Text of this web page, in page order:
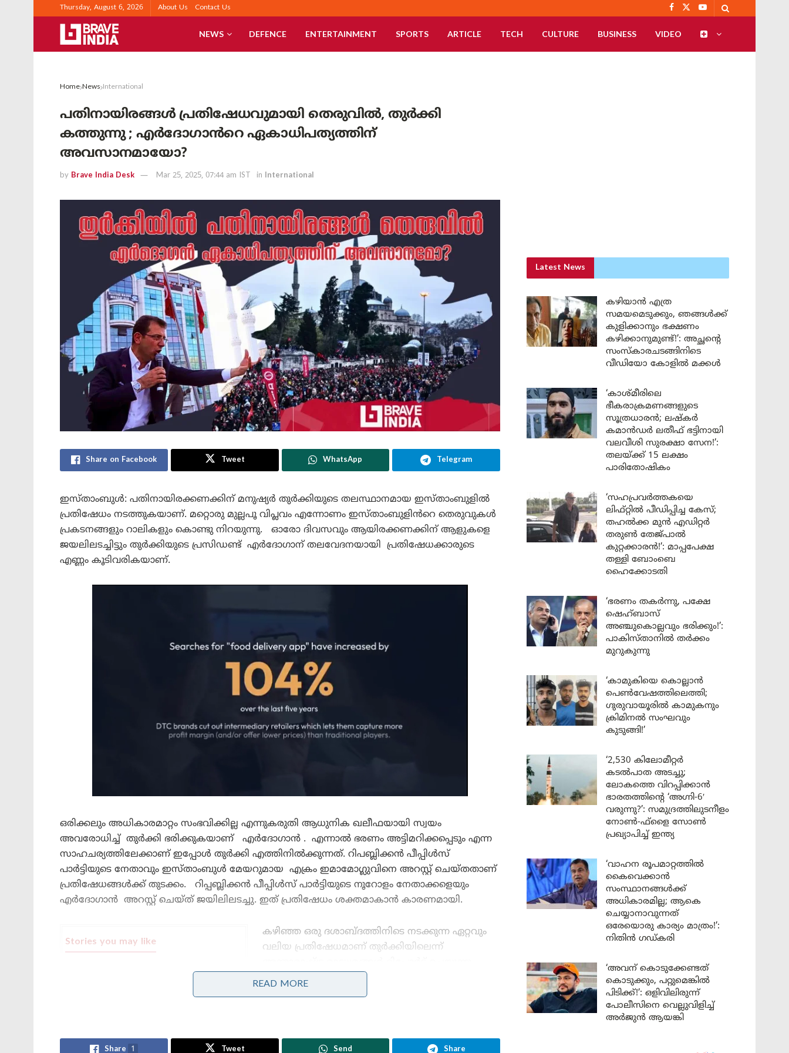
Thursday, August 6, 2026 About Us Contact Us
NEWS DEFENCE ENTERTAINMENT SPORTS ARTICLE TECH CULTURE BUSINESS VIDEO
Home News International
പതിനായിരങ്ങൾ പ്രതിഷേധവുമായി തെരുവിൽ, തുർക്കി
കത്തുന്നു ; എർദോഗാൻറെ ഏകാധിപത്യത്തിന്
അവസാനമായോ?
by Brave India Desk Mar 25, 2025, 07:44 am IST in International
Share on Facebook Tweet WhatsApp Telegram
ഇസ്താംബുൾ: പതിനായിരക്കണക്കിന് മനുഷ്യർ തുർക്കിയുടെ തലസ്ഥാനമായ ഇസ്താംബുളിൽ
പ്രതിഷേധം നടത്തുകയാണ്. മറ്റൊരു മുല്ലപൂ വിപ്ലവം എന്നോണം ഇസ്താംബുളിൻറെ തെരുവുകൾ
പ്രകടനങ്ങളും റാലികളും കൊണ്ടു നിറയുന്നു. ഓരോ ദിവസവും ആയിരക്കണക്കിന് ആളുകളെ
ജയലിലടച്ചിട്ടും തുർക്കിയുടെ പ്രസിഡണ്ട് എർദോഗാന് തലവേദനയായി പ്രതിഷേധക്കാരുടെ
എണ്ണം കൂടിവരികയാണ്.
ഒരിക്കലും അധികാരമാറ്റം സംഭവിക്കില്ല എന്നുകരുതി ആധുനിക ഖലീഫയായി സ്വയം
അവരോധിച്ച് തുർക്കി ഭരിക്കുകയാണ് എർദോഗാൻ . എന്നാൽ ഭരണം അട്ടിമറിക്കപ്പെടും എന്ന
സാഹചര്യത്തിലേക്കാണ് ഇപ്പോൾ തുർക്കി എത്തിനിൽക്കുന്നത്. റിപബ്ലിക്കൻ പീപ്പിൾസ്
പാർട്ടിയുടെ നേതാവും ഇസ്താംബുൾ മേയറുമായ എക്രം ഇമാമോഗ്ലുവിനെ അറസ്റ്റ് ചെയ്തതാണ്
പ്രതിഷേധങ്ങൾക്ക് തുടക്കം. റിപ്പബ്ലിക്കൻ പീപ്പിൾസ് പാർട്ടിയുടെ നൂറോളം നേതാക്കളെയും
എർദോഗാൻ അറസ്റ്റ് ചെയ്ത് ജയിലിലടച്ചു. ഇത് പ്രതിഷേധം ശക്തമാകാൻ കാരണമായി.
Stories you may like
ബംഗ്ലാദേശ് മറ്റൊരു പാകിസ്താനായി
കയറ്റുമതിയിൽ നിയന്ത്രണം
കഴിഞ്ഞ ഒരു ദശാബ്ദത്തിനിടെ നടക്കുന്ന ഏറ്റവും
വലിയ പ്രതിഷേധമാണ് തുർക്കിയിലെന്ന്
തലസ്ഥാനമായ ഇസ്താംബുളിൽ മാത്രമല്ല ,
രാജ്യത്തെ വിവിധപട്ടണങ്ങളിലും
പലസ്ഥലത്തും പ്രതിഷേധക്കാർ കല്ലേറു നടത്തി.
READ MORE
Share 1 Tweet Send Share
Latest News
കഴിയാൻ എത്ര
സമയമെടുക്കും, ഞങ്ങൾക്ക്
കുളിക്കാനും ഭക്ഷണം
കഴിക്കാനുമുണ്ട്!’: അച്ഛന്റെ
സംസ്കാരചടങ്ങിനിടെ
വീഡിയോ കോളിൽ മക്കൾ
‘കാശ്മീരിലെ
ഭീകരാക്രമണങ്ങളുടെ
സൂത്രധാരൻ; ലഷ്കർ
കമാൻഡർ ലതീഫ് ഭട്ടിനായി
വലവീശി സുരക്ഷാ സേന!’:
തലയ്ക്ക് 15 ലക്ഷം
പാരിതോഷികം
‘സഹപ്രവർത്തകയെ
ലിഫ്റ്റിൽ പീഡിപ്പിച്ച കേസ്;
തഹൽക്ക മുൻ എഡിറ്റർ
തരുൺ തേജ്പാൽ
കുറ്റക്കാരൻ!’: മാപ്പപേക്ഷ
തള്ളി ബോംബെ
ഹൈക്കോടതി
‘ഭരണം തകർന്നു, പക്ഷേ
ഷെഹ്ബാസ്
അഞ്ചുകൊല്ലവും ഭരിക്കും!’:
പാകിസ്താനിൽ തർക്കം
മുറുകുന്നു
‘കാമുകിയെ കൊല്ലാൻ
പെൺവേഷത്തിലെത്തി;
ഗുരുവായൂരിൽ കാമുകനും
ക്രിമിനൽ സംഘവും
കുടുങ്ങി!’
‘2,530 കിലോമീറ്റർ
കടൽപാത അടച്ചു;
ലോകത്തെ വിറപ്പിക്കാൻ
ഭാരതത്തിന്റെ ‘അഗ്നി-6′
വരുന്നു?’: സമുദ്രത്തിലുടനീളം
നോൺ-ഫ്ളൈ സോൺ
പ്രഖ്യാപിച്ച് ഇന്ത്യ
‘വാഹന രൂപമാറ്റത്തിൽ
കൈവെക്കാൻ
സംസ്ഥാനങ്ങൾക്ക്
അധികാരമില്ല; ആകെ
ചെയ്യാനാവുന്നത്
ഒരേയൊരു കാര്യം മാത്രം!’:
നിതിൻ ഗഡ്കരി
‘അവന് കൊടുക്കേണ്ടത്
കൊടുക്കും, പറ്റുമെങ്കിൽ
പിടിക്ക്!’: ഒളിവിലിരുന്ന്
പോലീസിനെ വെല്ലുവിളിച്ച്
അർജുൻ ആയങ്കി